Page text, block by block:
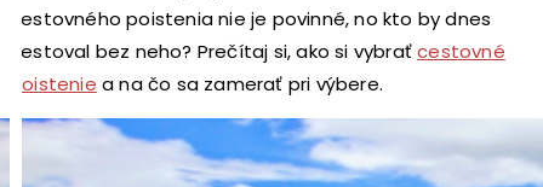
cestovného poistenia nie je povinné, no kto by dnes
cestoval bez neho? Prečítaj si, ako si vybraťcestovné
poistenie a na čo sa zamerať pri výbere.